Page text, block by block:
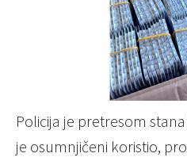
Policija je pretresom
je osumnjičeni koristio,